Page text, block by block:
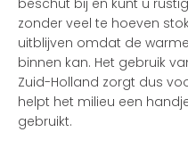
beschut bij en kunt u
zonder veel te hoeven
uitblijven omdat de
binnen kan. Het gebruik
Zuid-Holland zorgt dus
helpt het milieu een
gebruikt.